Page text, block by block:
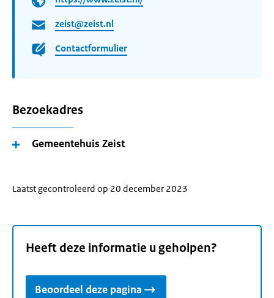
zeist@zeist.nl
Contactformulier
Bezoekadres
Gemeentehuis Zeist
Laatst gecontroleerd op 20 december 2023
Heeft deze informatie u geholpen?
Beoordeel deze pagina